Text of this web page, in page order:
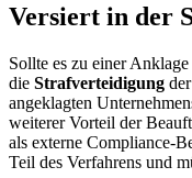
Versiert in der
Sollte es zu einer
die Strafverteidigung
angeklagten
weiterer Vorteil der
als externe Compliance-
Teil des Verfahrens und